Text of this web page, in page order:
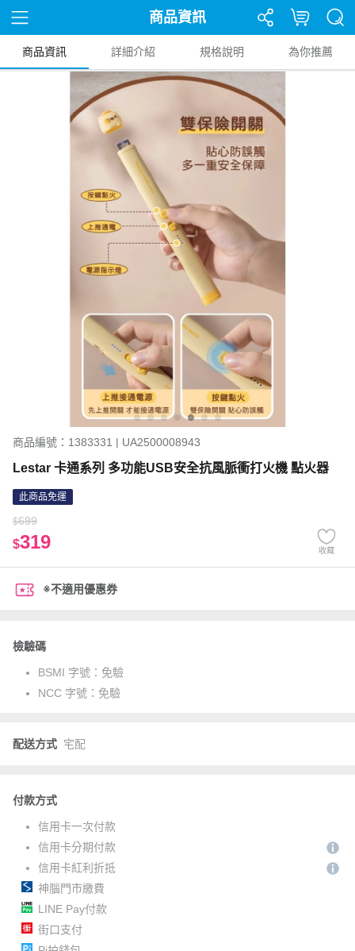
商品資訊
商品資訊 詳細介紹 規格說明 為你推薦
商品編號：1383331 | UA2500008943
Lestar 卡通系列 多功能USB安全抗風脈衝打火機 點火器
此商品免運
$699
$319 收藏
※不適用優惠券
檢驗碼
BSMI 字號： 免驗
NCC 字號： 免驗
配送方式 宅配
付款方式
信用卡一次付款
信用卡分期付款
信用卡紅利折抵
神腦門市繳費
LINE Pay付款
街口支付